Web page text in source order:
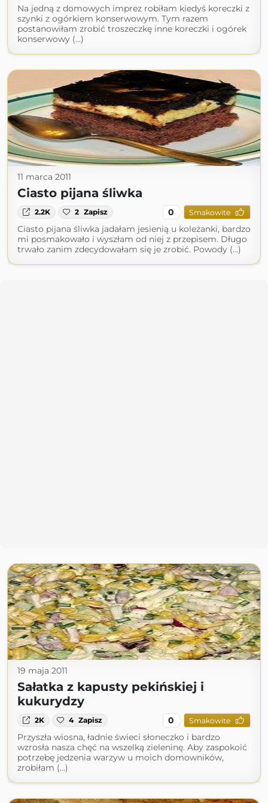
Na jedną z domowych imprez robiłam kiedyś koreczki z
szynki z ogórkiem konserwowym. Tym razem
postanowiłam zrobić troszeczkę inne koreczki i ogórek
konserwowy (...)
11 marca 2011
Ciasto pijana śliwka
2.2K 2 Zapisz 0 Smakowite
Ciasto pijana śliwka jadałam jesienią u koleżanki, bardzo
mi posmakowało i wyszłam od niej z przepisem. Długo
trwało zanim zdecydowałam się je zrobić. Powody (...)
19 maja 2011
Sałatka z kapusty pekińskiej i
kukurydzy
2K 4 Zapisz 0 Smakowite
Przyszła wiosna, ładnie świeci słoneczko i bardzo
wzrosła nasza chęć na wszelką zieleninę. Aby zaspokoić
potrzebę jedzenia warzyw u moich domowników,
zrobiłam (...)